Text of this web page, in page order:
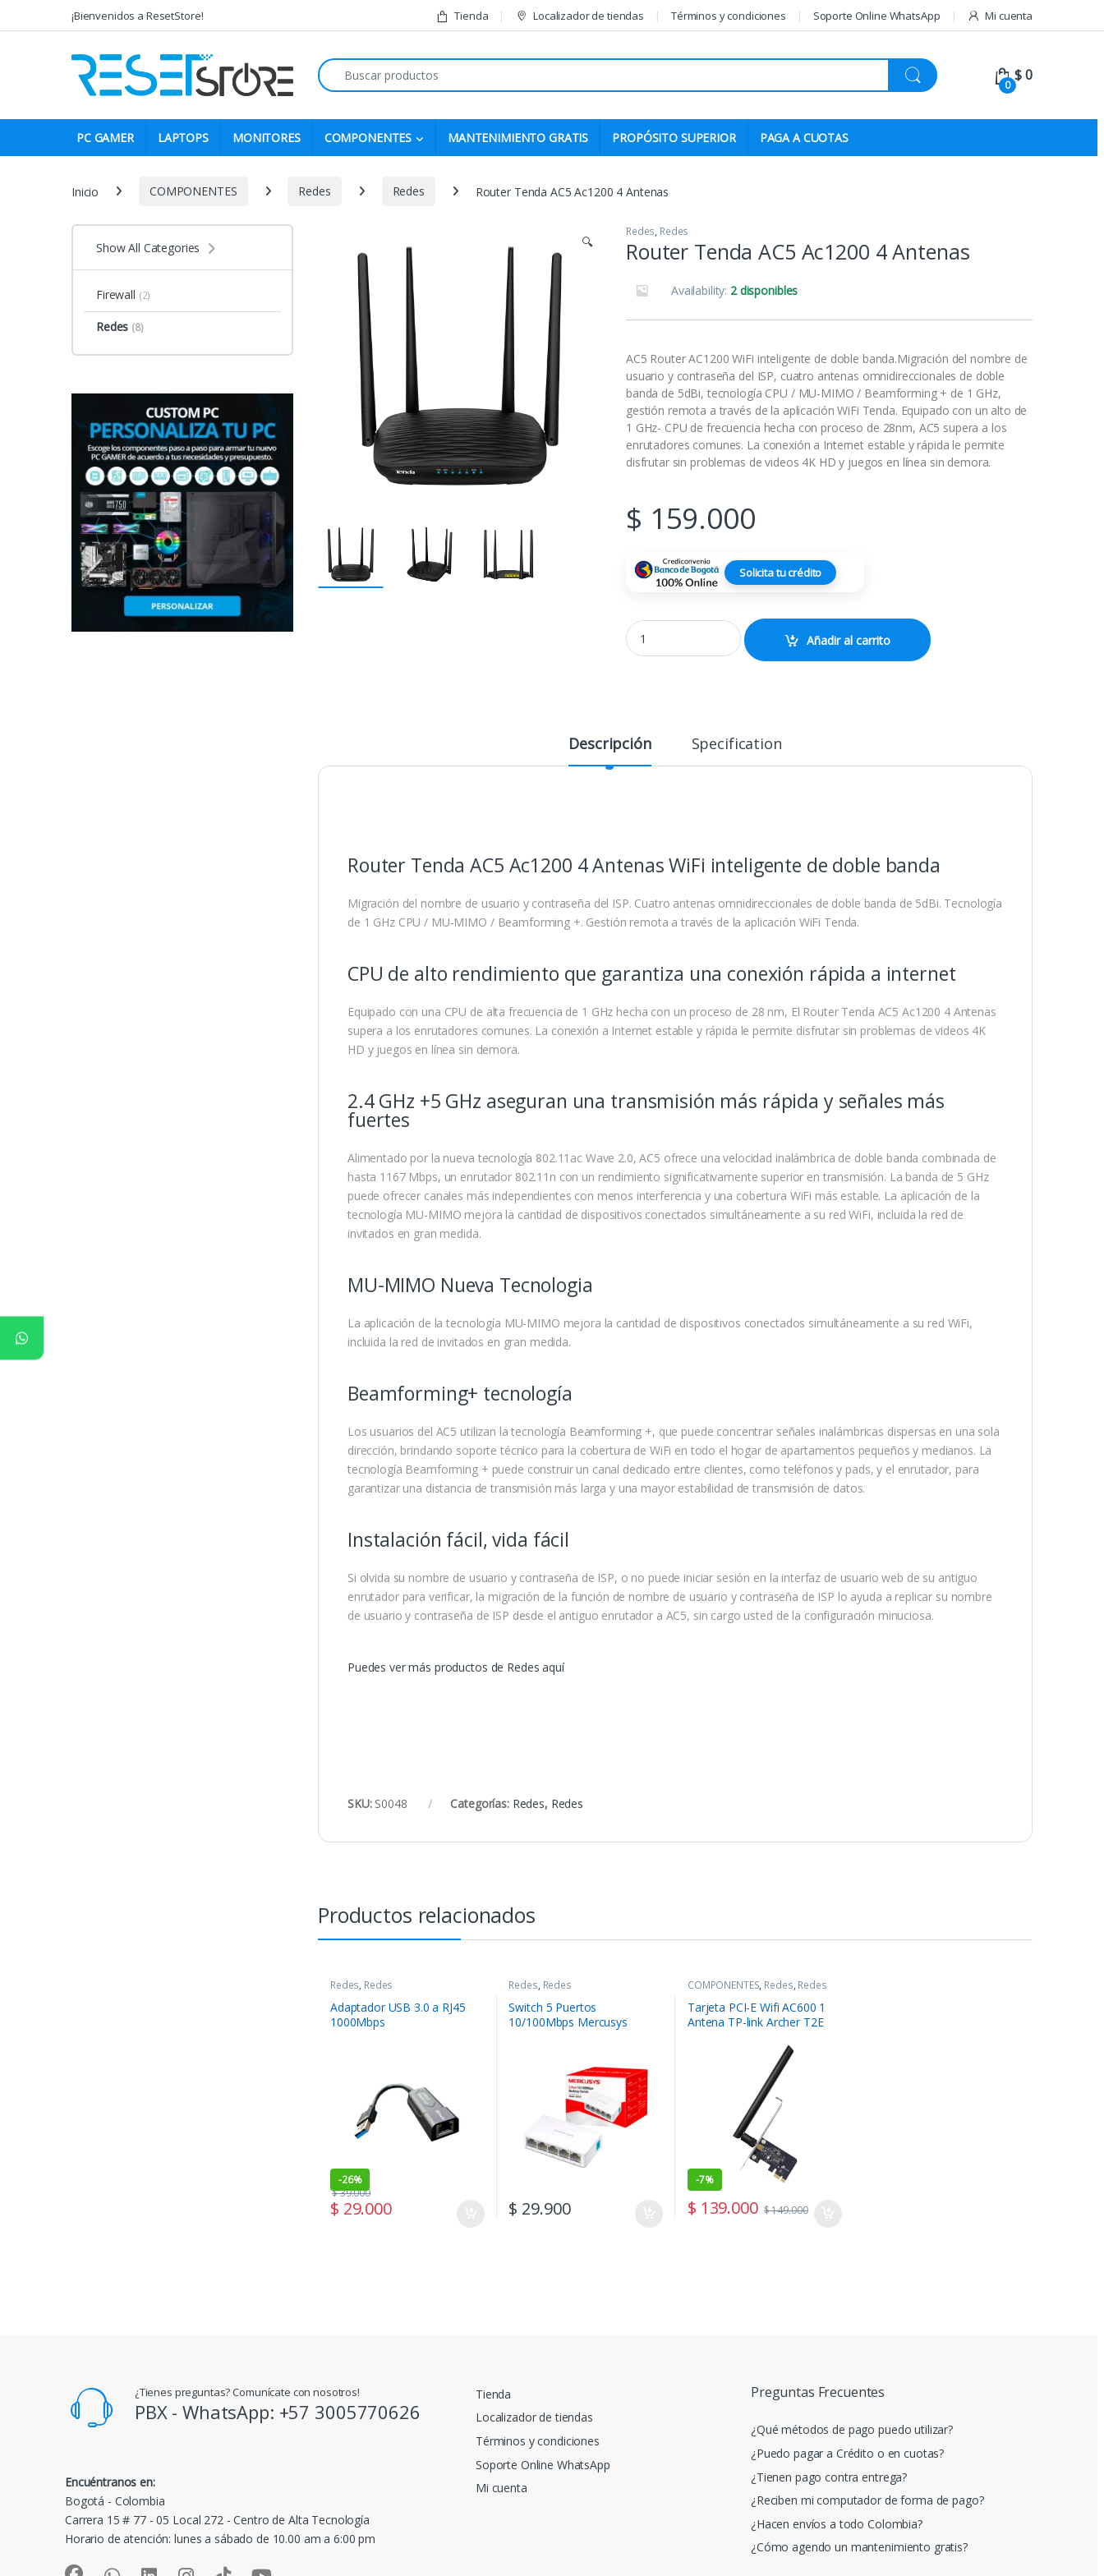
Skip to navigation
Skip to content¡Bienvenidos a ResetStore! Tienda Localizador de tiendas Términos y condiciones Soporte Online WhatsApp Mi cuenta
Search for:
0
$0
PC GAMER LAPTOPS MONITORES COMPONENTES MANTENIMIENTO GRATIS PROPÓSITO SUPERIOR PAGA A CUOTAS
Inicio COMPONENTES Redes Redes Router Tenda AC5 Ac1200 4 Antenas
🔍
Redes, Redes
Router Tenda AC5 Ac1200 4 Antenas
Availability: 2 disponibles
AC5 Router AC1200 WiFi inteligente de doble banda.Migración del nombre de
usuario y contraseña del ISP, cuatro antenas omnidireccionales de doble
banda de 5dBi, tecnología CPU / MU-MIMO / Beamforming + de 1 GHz,
gestión remota a través de la aplicación WiFi Tenda. Equipado con un alto de
1 GHz- CPU de frecuencia hecha con proceso de 28nm, AC5 supera a los
enrutadores comunes. La conexión a Internet estable y rápida le permite
disfrutar sin problemas de videos 4K HD y juegos en línea sin demora.
$ 159.000
Solicita tu crédito
Router Tenda AC5 Ac1200 4 Antenas quantity
Añadir al carrito
Descripción Specification
Router Tenda AC5 Ac1200 4 Antenas WiFi inteligente de doble banda
Migración del nombre de usuario y contraseña del ISP. Cuatro antenas omnidireccionales de doble banda de 5dBi. Tecnología
de 1 GHz CPU / MU-MIMO / Beamforming +. Gestión remota a través de la aplicación WiFi Tenda.
CPU de alto rendimiento que garantiza una conexión rápida a internet
Equipado con una CPU de alta frecuencia de 1 GHz hecha con un proceso de 28 nm, El Router Tenda AC5 Ac1200 4 Antenas
supera a los enrutadores comunes. La conexión a Internet estable y rápida le permite disfrutar sin problemas de videos 4K
HD y juegos en línea sin demora.
2.4 GHz +5 GHz aseguran una transmisión más rápida y señales más
fuertes
Alimentado por la nueva tecnología 802.11ac Wave 2.0, AC5 ofrece una velocidad inalámbrica de doble banda combinada de
hasta 1167 Mbps, un enrutador 802.11n con un rendimiento significativamente superior en transmisión. La banda de 5 GHz
puede ofrecer canales más independientes con menos interferencia y una cobertura WiFi más estable. La aplicación de la
tecnología MU-MIMO mejora la cantidad de dispositivos conectados simultáneamente a su red WiFi, incluida la red de
invitados en gran medida.
MU-MIMO Nueva Tecnologia
La aplicación de la tecnología MU-MIMO mejora la cantidad de dispositivos conectados simultáneamente a su red WiFi,
incluida la red de invitados en gran medida.
Beamforming+ tecnología
Los usuarios del AC5 utilizan la tecnología Beamforming +, que puede concentrar señales inalámbricas dispersas en una sola
dirección, brindando soporte técnico para la cobertura de WiFi en todo el hogar de apartamentos pequeños y medianos. La
tecnología Beamforming + puede construir un canal dedicado entre clientes, como teléfonos y pads, y el enrutador, para
garantizar una distancia de transmisión más larga y una mayor estabilidad de transmisión de datos.
Instalación fácil, vida fácil
Si olvida su nombre de usuario y contraseña de ISP, o no puede iniciar sesión en la interfaz de usuario web de su antiguo
enrutador para verificar, la migración de la función de nombre de usuario y contraseña de ISP lo ayuda a replicar su nombre
de usuario y contraseña de ISP desde el antiguo enrutador a AC5, sin cargo usted de la configuración minuciosa.
Puedes ver más productos de Redes aquí
SKU: S0048 Categorías: Redes, Redes
Productos relacionados
Redes, Redes
Adaptador USB 3.0 a RJ45
1000Mbps
-26%
$ 29.000
$39.000
Redes, Redes
Switch 5 Puertos
10/100Mbps Mercusys
$ 29.900
COMPONENTES, Redes, Redes
Tarjeta PCI-E Wifi AC600 1
Antena TP-link Archer T2E
-7%
$ 139.000 $149.000
Show All Categories
Firewall (2)
Redes (8)
¿Tienes preguntas? Comunícate con nosotros!
PBX - WhatsApp: +57 3005770626
Encuéntranos en:
Bogotá - Colombia
Carrera 15 # 77 - 05 Local 272 - Centro de Alta Tecnología
Horario de atención: lunes a sábado de 10.00 am a 6:00 pm
Tienda
Localizador de tiendas
Términos y condiciones
Soporte Online WhatsApp
Mi cuenta
Preguntas Frecuentes
¿Qué métodos de pago puedo utilizar?
¿Puedo pagar a Crédito o en cuotas?
¿Tienen pago contra entrega?
¿Reciben mi computador de forma de pago?
¿Hacen envíos a todo Colombia?
¿Cómo agendo un mantenimiento gratis?